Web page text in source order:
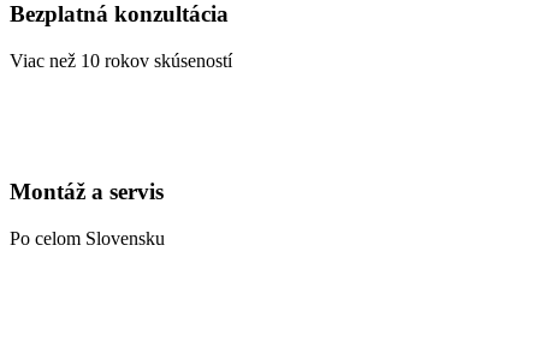
Bezplatná konzultácia
Viac než 10 rokov skúseností
Montáž a servis
Po celom Slovensku